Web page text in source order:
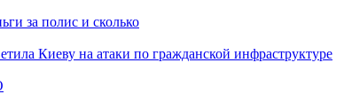
за полис и сколько
Киеву на атаки по гражданской инфраструктуре